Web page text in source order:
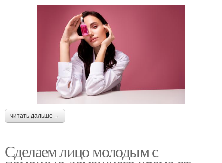
читать дальше →
Сделаем лицо молодым с